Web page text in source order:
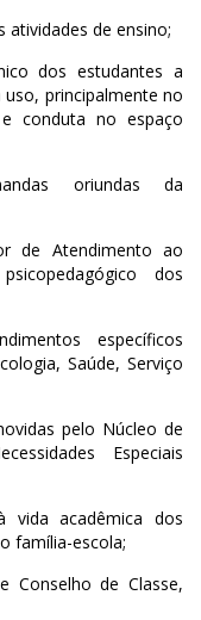
atividades de ensino;
dos estudantes a
principalmente no
conduta no espaço
oriundas da
de Atendimento ao
dos
específicos
Saúde, Serviço
pelo Núcleo de
Especiais
vida acadêmica dos
família-escola;
Conselho de Classe,